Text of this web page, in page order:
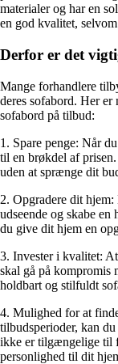
materialer og har en
en god kvalitet,
Derfor er det
Mange forhandlere
deres sofabord. Her
sofabord på tilbud:
1. Spare penge: Når
til en brøkdel af
uden at sprænge dit
2. Opgradere dit
udseende og skabe
du give dit hjem en
3. Invester i kvalitet:
skal gå på kompromis
holdbart og stilfuldt
4. Mulighed for at
tilbudsperioder, kan
ikke er tilgængelige til
personlighed til dit